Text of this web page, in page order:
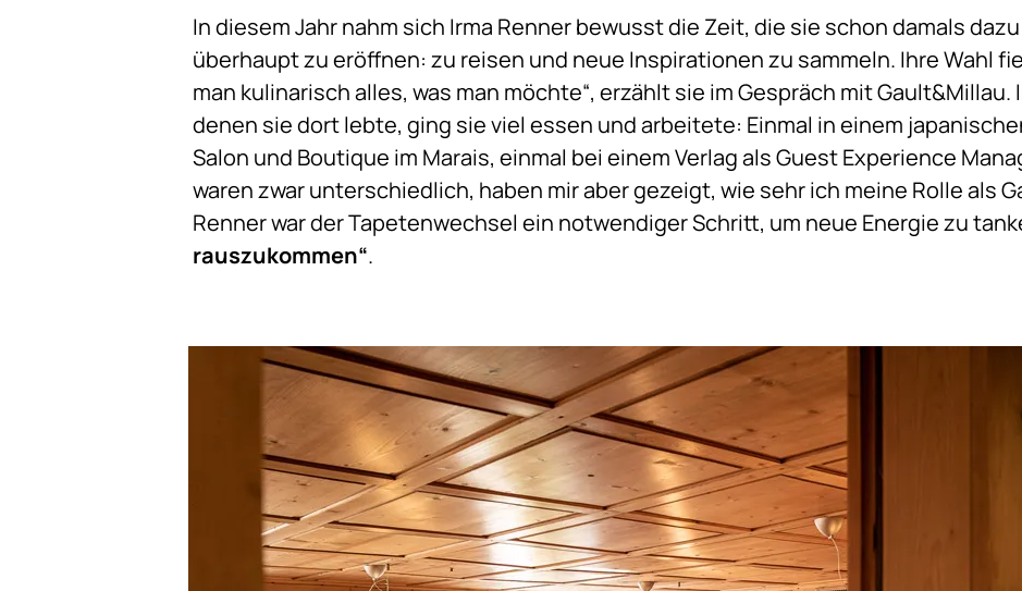
In diesem Jahr nahm sich Irma Renner bewusst die Zeit, die sie schon damals
überhaupt zu eröffnen: zu reisen und neue Inspirationen zu sammeln. Ihre Wahl
man kulinarisch alles, was man möchte“, erzählt sie im Gespräch mit Gault&Millau.
denen sie dort lebte, ging sie viel essen und arbeitete: Einmal in einem
Salon und Boutique im Marais, einmal bei einem Verlag als Guest Experience
waren zwar unterschiedlich, haben mir aber gezeigt, wie sehr ich meine Rolle als
Renner war der Tapetenwechsel ein notwendiger Schritt, um neue Energie zu
rauszukommen“.